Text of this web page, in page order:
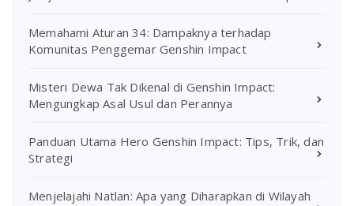
Memahami Aturan 34: Dampaknya terhadap
Komunitas Penggemar Genshin Impact
Misteri Dewa Tak Dikenal di Genshin Impact:
Mengungkap Asal Usul dan Perannya
Panduan Utama Hero Genshin Impact: Tips, Trik, dan
Strategi
Menjelajahi Natlan: Apa yang Diharapkan di Wilayah